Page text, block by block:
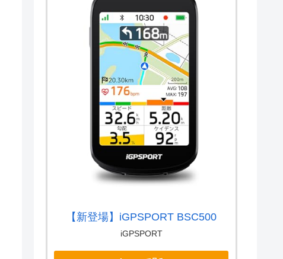
【新登場】iGPSPORT BSC500
iGPSPORT